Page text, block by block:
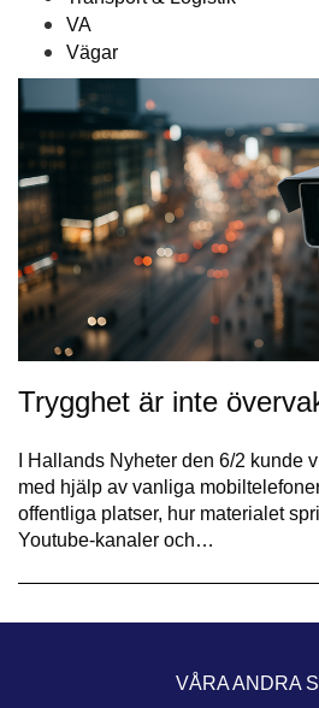
VA
Vägar
Trygghet är inte
I Hallands Nyheter den 6/2 kunde
med hjälp av vanliga
offentliga platser, hur materialet
Youtube-kanaler och…
VÅRA ANDRA